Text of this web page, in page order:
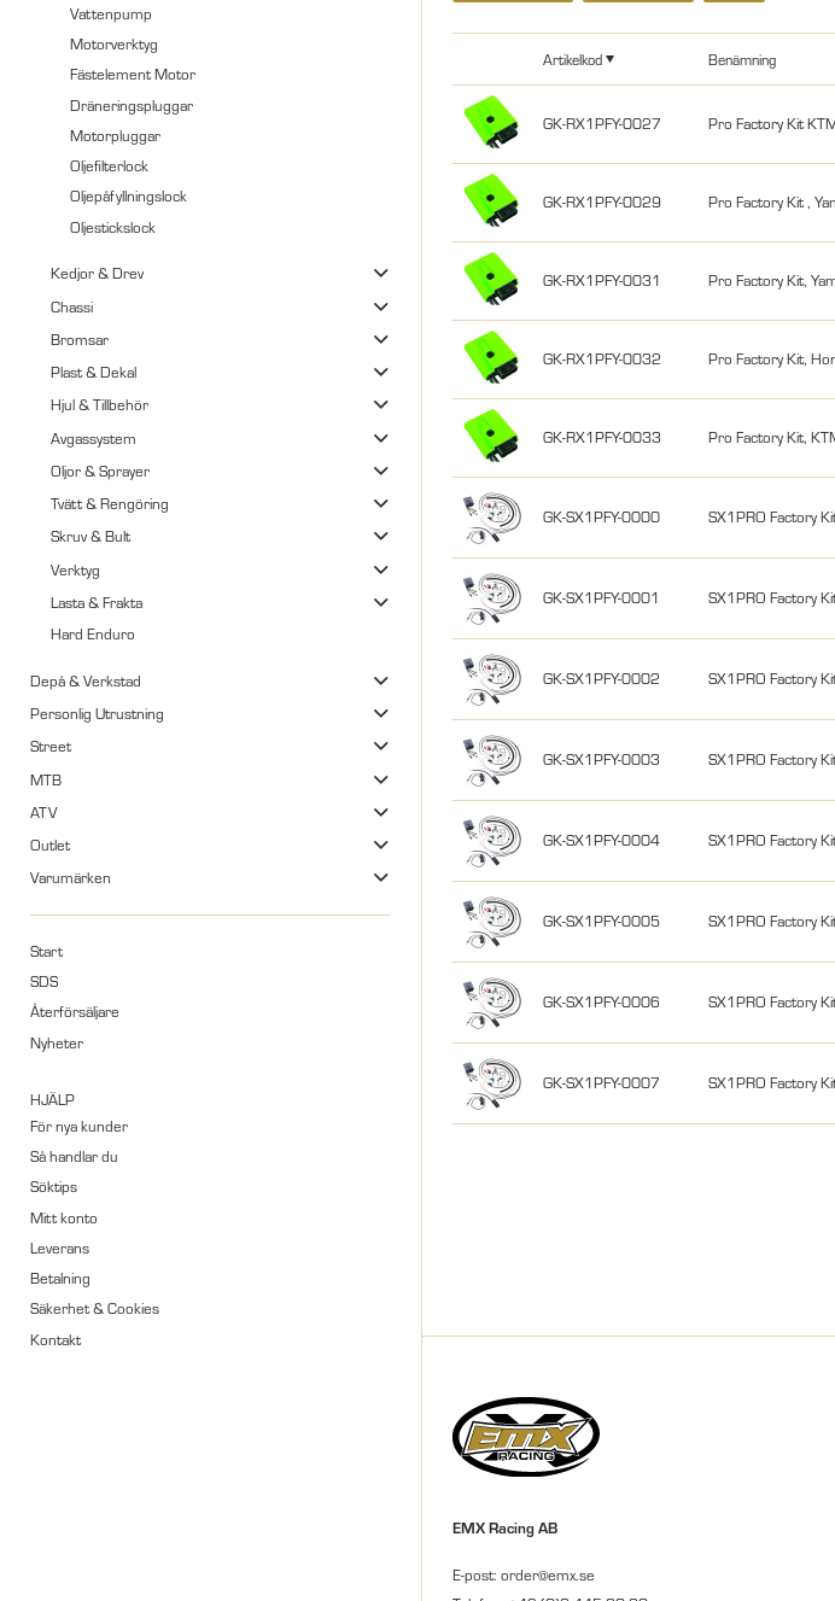
Vattenpump
Motorverktyg
Fästelement Motor
Dräneringspluggar
Motorpluggar
Oljefilterlock
Oljepåfyllningslock
Oljestickslock
Kedjor & Drev
Chassi
Bromsar
Plast & Dekal
Hjul & Tillbehör
Avgassystem
Oljor & Sprayer
Tvätt & Rengöring
Skruv & Bult
Verktyg
Lasta & Frakta
Hard Enduro
Depå & Verkstad
Personlig Utrustning
Street
MTB
ATV
Outlet
Varumärken
Start
SDS
Återförsäljare
Nyheter
HJÄLP
För nya kunder
Så handlar du
Söktips
Mitt konto
Leverans
Betalning
Säkerhet & Cookies
Kontakt
Artikelkod Benämning
GK-RX1PFY-0027 Pro Factory Kit
GK-RX1PFY-0029 Pro Factory Kit ,
GK-RX1PFY-0031 Pro Factory Kit,
GK-RX1PFY-0032 Pro Factory Kit,
GK-RX1PFY-0033 Pro Factory Kit,
GK-SX1PFY-0000 SX1PRO Factory
GK-SX1PFY-0001 SX1PRO Factory
GK-SX1PFY-0002 SX1PRO Factory
GK-SX1PFY-0003 SX1PRO Factory
GK-SX1PFY-0004 SX1PRO Factory
GK-SX1PFY-0005 SX1PRO Factory
GK-SX1PFY-0006 SX1PRO Factory
GK-SX1PFY-0007 SX1PRO Factory
EMX Racing AB
E-post: order@emx.se